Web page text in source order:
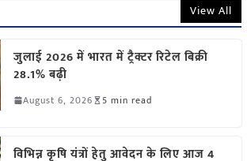
View All
जुलाई 2026 में भारत में ट्रैक्टर रिटेल बिक्री
28.1% बढ़ी
August 6, 2026 5 min read
विभिन्न कृषि यंत्रों हेतु आवेदन के लिए आज 4